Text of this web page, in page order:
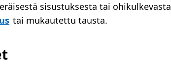
sisustuksesta tai ohikulkevasta
tai mukautettu tausta.